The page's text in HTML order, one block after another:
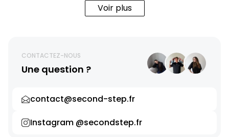
Voir plus
CONTACTEZ-NOUS
Une question ?
contact@second-step.fr
Instagram @secondstep.fr